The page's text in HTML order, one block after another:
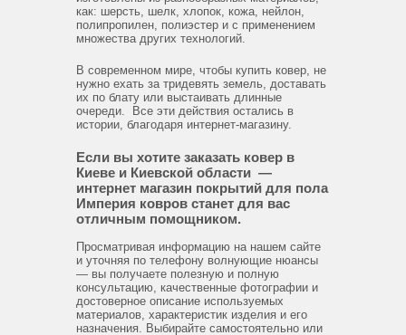
как: шерсть, шелк, хлопок, кожа, нейлон,
полипропилен, полиэстер и с применением
множества других технологий.
В современном мире, чтобы купить ковер, не
нужно ехать за тридевять земель, доставать
их по блату или выстаивать длинные
очереди. Все эти действия остались в
истории, благодаря интернет-магазину.
Если вы хотите заказать ковер в
Киеве и Киевской области —
интернет магазин покрытий для пола
Империя ковров станет для вас
отличным помощником.
Просматривая информацию на нашем сайте
и уточняя по телефону волнующие нюансы
— вы получаете полезную и полную
консультацию, качественные фотографии и
достоверное описание используемых
материалов, характеристик изделия и его
назначения. Выбирайте самостоятельно или